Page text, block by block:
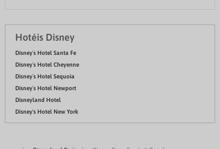
Hotéis Disney
Disney´s Hotel Santa Fe
Disney´s Hotel Cheyenne
Disney´s Hotel Sequoia
Disney´s Hotel Newport
Disneyland Hotel
Disney's Hotel New York